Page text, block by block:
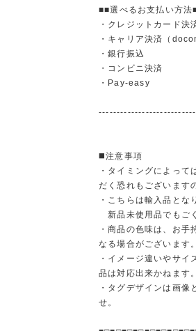
■■選べるお支払い方法
・クレジットカード
・キャリア決済（
・銀行振込
・コンビニ決済
・Pay-easy
◼️注意事項
・タイミングによっ
だく恐れもございます
・こちらは輸入品とな
新品未使用品でもご
・商品の色味は、お
なる場合がございます。
・イメージ違いやサイ
品は対応出来かねます。
・タグデザインは画像
せ。